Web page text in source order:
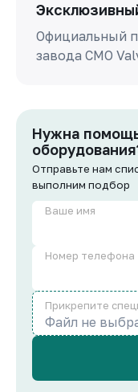
Официальный
завода СМО
Нужна
Отправьте нам
выполним подбор
Ваше имя
Номер телефона
Прикрепите
Файл не